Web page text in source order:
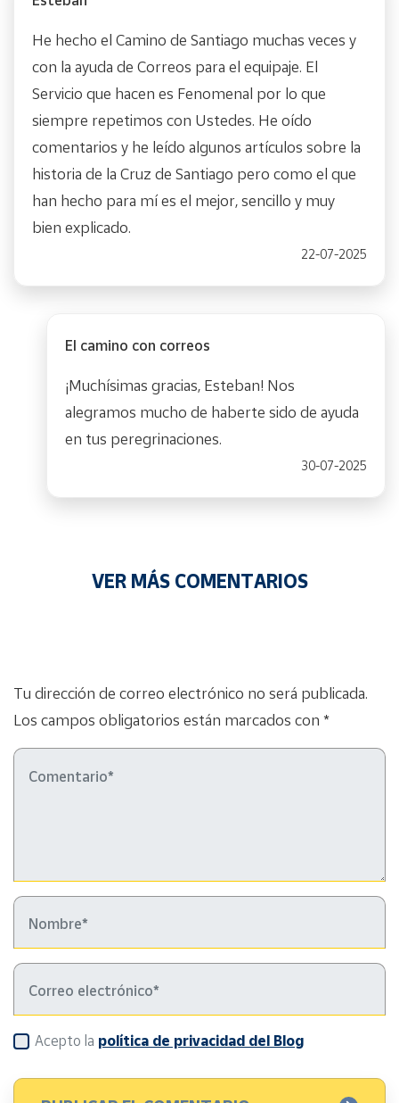
He hecho el Camino de Santiago muchas veces y
con la ayuda de Correos para el equipaje. El
Servicio que hacen es Fenomenal por lo que
siempre repetimos con Ustedes. He oído
comentarios y he leído algunos artículos sobre la
historia de la Cruz de Santiago pero como el que
han hecho para mí es el mejor, sencillo y muy
bien explicado.
22-07-2025
El camino con correos
¡Muchísimas gracias, Esteban! Nos
alegramos mucho de haberte sido de ayuda
en tus peregrinaciones.
30-07-2025
VER MÁS COMENTARIOS
Tu dirección de correo electrónico no será publicada.
Los campos obligatorios están marcados con *
Acepto la política de privacidad del Blog